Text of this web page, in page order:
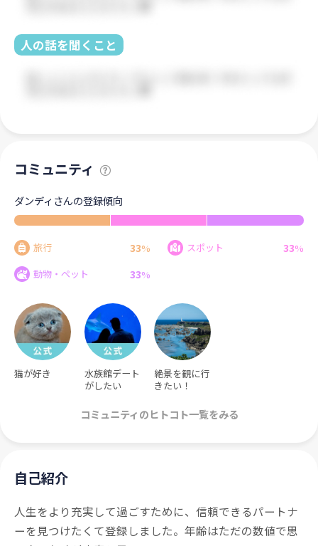
人の話を聞くこと
コミュニティ
ダンディさんの登録傾向
旅行 33% スポット 33%
動物・ペット
33%
猫が好き
水族館デート
がしたい
絶景を観に行
きたい！
コミュニティのヒトコト一覧をみる
自己紹介
人生をより充実して過ごすために、信頼できるパートナ
ーを見つけたくて登録しました。年齢はただの数値で思